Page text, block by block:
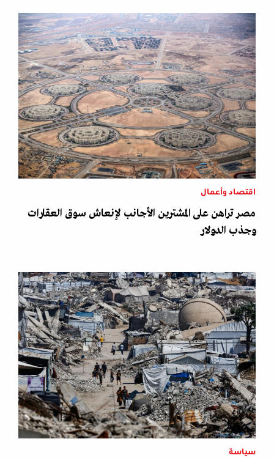
اقتصاد وأعمال
مصر تراهن على المشترين الأجانب لإنعاش سوق العقارات
وجذب الدولار
سياسة